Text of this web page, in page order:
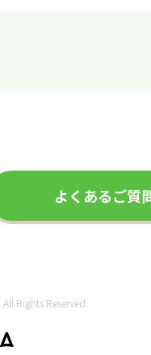
よくあるご質
Rights Reserved.